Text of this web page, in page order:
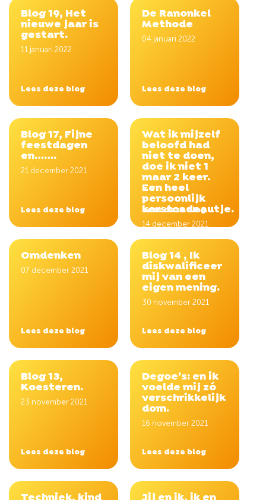
Blog 19, Het
nieuwe jaar is
gestart.
11 januari 2022
Lees deze blog
De Ranonkel
Methode
04 januari 2022
Lees deze blog
Blog 17, Fijne
feestdagen
en…….
21 december 2021
Lees deze blog
Wat ik mijzelf
beloofd had
niet te doen,
doe ik niet 1
maar 2 keer.
Een heel
persoonlijk
kerstcadeautje.
14 december 2021
Lees deze blog
Omdenken
07 december 2021
Lees deze blog
Blog 14 , Ik
diskwalificeer
mij van een
eigen mening.
30 november 2021
Lees deze blog
Blog 13,
Koesteren.
23 november 2021
Lees deze blog
Degoe’s: en ik
voelde mij zó
verschrikkelijk
dom.
16 november 2021
Lees deze blog